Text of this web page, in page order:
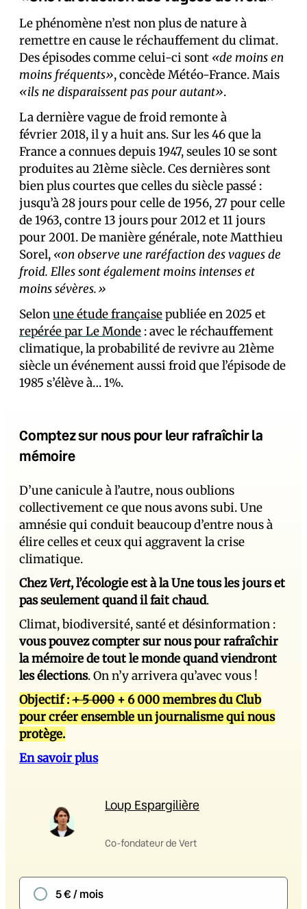
Le phénomène n’est non plus de nature à
remettre en cause le réchauffement du climat.
Des épisodes comme celui-ci sont «de moins en
moins fréquents», concède Météo-France. Mais
«ils ne disparaissent pas pour autant».
La dernière vague de froid remonte à
février 2018, il y a huit ans. Sur les 46 que la
France a connues depuis 1947, seules 10 se sont
produites au 21ème siècle. Ces dernières sont
bien plus courtes que celles du siècle passé :
jusqu’à 28 jours pour celle de 1956, 27 pour celle
de 1963, contre 13 jours pour 2012 et 11 jours
pour 2001. De manière générale, note Matthieu
Sorel, «on observe une raréfaction des vagues de
froid. Elles sont également moins intenses et
moins sévères.»
Selonune étude françaisepubliée en 2025 et
repérée par Le Monde : avec le réchauffement
climatique, la probabilité de revivre au 21ème
siècle un événement aussi froid que l’épisode de
1985 s’élève à… 1%.
Comptez sur nous pour leur rafraîchir la
mémoire
D’une canicule à l’autre, nous oublions
collectivement ce que nous avons subi. Une
amnésie qui conduit beaucoup d’entre nous à
élire celles et ceux qui aggravent la crise
climatique.
ChezVert, l’écologie est à la Une tous les jours et
pas seulement quand il fait chaud.
Climat, biodiversité, santé et désinformation :
vous pouvez compter sur nous pour rafraîchir
la mémoire de tout le monde quand viendront
les élections. On n’y arrivera qu’avec vous !
Objectif :+ 5 000 + 6 000 membres du Club
pour créer ensemble un journalisme qui nous
protège.
En savoir plus
Loup Espargilière
Co-fondateur de Vert
5 € / mois